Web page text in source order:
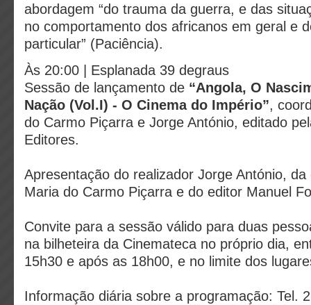
abordagem “do trauma da guerra, e das
no comportamento dos africanos em geral e
particular” (Paciência).
Às 20:00 | Esplanada 39 degraus
Sessão de lançamento de “Angola, O
Nação (Vol.I) - O Cinema do Império”,
do Carmo Piçarra e Jorge António, editado
Editores.
Apresentação do realizador Jorge António, da
Maria do Carmo Piçarra e do editor Manuel
Convite para a sessão válido para duas
na bilheteira da Cinemateca no próprio dia,
15h30 e após as 18h00, e no limite dos
Informação diária sobre a programação: Tel.